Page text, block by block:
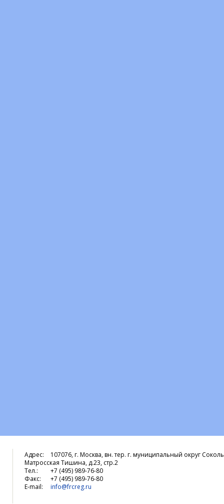
Адрес:
107076, г. Москва, вн. тер. г. муниципальный округ
Матросская Тишина, д.23, стр.2
Тел.:
+7 (495) 989-76-80
Факс:
+7 (495) 989-76-80
E-mail:
info@frcreg.ru